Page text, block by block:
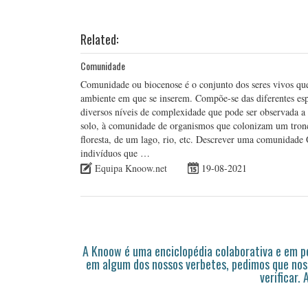
Related:
Comunidade
Comunidade ou biocenose é o conjunto dos seres vivos
ambiente em que se inserem. Compõe-se das diferentes
diversos níveis de complexidade que pode ser observada
solo, à comunidade de organismos que colonizam um
floresta, de um lago, rio, etc. Descrever uma comunidade
indivíduos que …
Equipa Knoow.net
19-08-2021
A Knoow é uma enciclopédia colaborativa e
em algum dos nossos verbetes, pedimos que
verificar.